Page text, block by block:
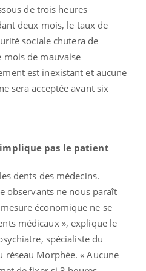
de trois heures
deux mois, le taux de
sociale chutera de
de mauvaise
est inexistant et aucune
sera acceptée avant six
pas le patient
dents des médecins.
observants ne nous paraît
économique ne se
médicaux », explique le
spécialiste du
Morphée. « Aucune